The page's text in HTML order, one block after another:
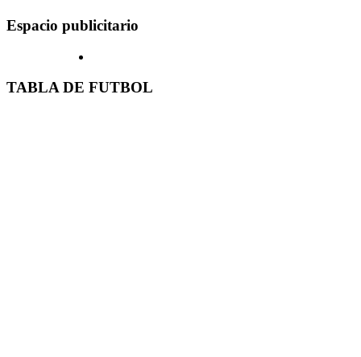
Espacio publicitario
TABLA DE FUTBOL